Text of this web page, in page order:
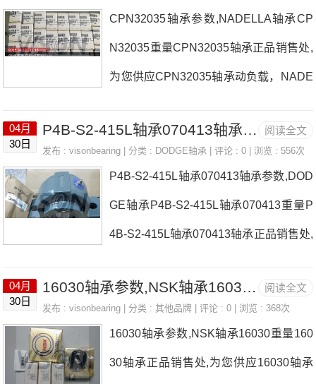
CPN32035轴承参数,NADELLA轴承CP
N32035重量CPN32035轴承正品销售处,
为您供应CPN32035轴承动负载，NADE
的CPN32035轴承尺寸参数以及图纸，准
阅读全文
04月
30日
P4B-S2-415L轴承070413轴承参数,DODGE轴承
发布 :visonbearing | 分类 : DODGE轴承 | 评论 : 0 | 浏览 : 556次
P4B-S2-415L轴承070413轴承参数,DOD
GE轴承P4B-S2-415L轴承070413重量P
4B-S2-415L轴承070413轴承正品销售处,
动负载，DODGE轴承P4B-S2-415L轴承
阅读全文
04月
30日
16030轴承参数,NSK轴承16030重量
发布 :visonbearing | 分类 :其他品牌 | 评论 : 0 | 浏览 : 368次
16030轴承参数,NSK轴承16030重量160
30轴承正品销售处,为您供应16030轴承